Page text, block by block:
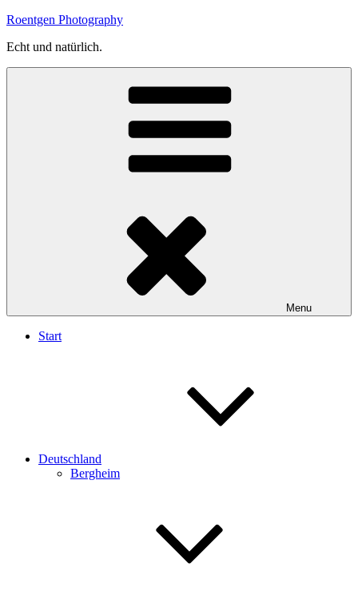
Skip
content
Roentgen Photography
Echt und natürlich.
Menu
Start
Deutschland
Bergheim